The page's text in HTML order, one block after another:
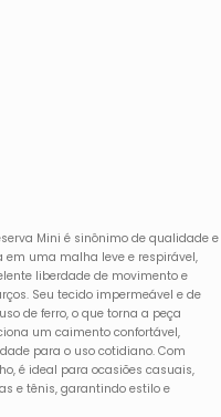
Mini é sinônimo de qualidade e
em uma malha leve e respirável,
liberdade de movimento e
Seu tecido impermeável e de
de ferro, o que torna a peça
um caimento confortável,
para o uso cotidiano. Com
é ideal para ocasiões casuais,
e tênis, garantindo estilo e